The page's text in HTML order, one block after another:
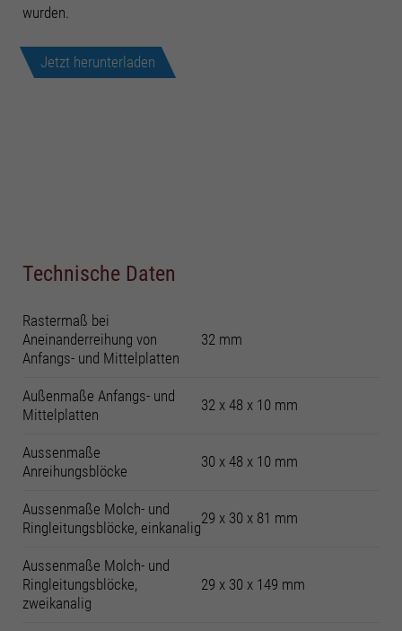
wurden.
Jetzt herunterladen
Technische Daten
Rastermaß bei
Aneinanderreihung von
Anfangs- und Mittelplatten
32 mm
Außenmaße Anfangs- und
Mittelplatten
32 x 48 x 10 mm
Aussenmaße
Anreihungsblöcke
30 x 48 x 10 mm
Aussenmaße Molch- und
Ringleitungsblöcke, einkanalig
29 x 30 x 81 mm
Aussenmaße Molch- und
Ringleitungsblöcke,
zweikanalig
29 x 30 x 149 mm